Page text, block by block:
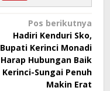
Pos berikutnya
Hadiri Kenduri Sko,
Bupati Kerinci Monadi
Harap Hubungan Baik
Kerinci-Sungai Penuh
Makin Erat